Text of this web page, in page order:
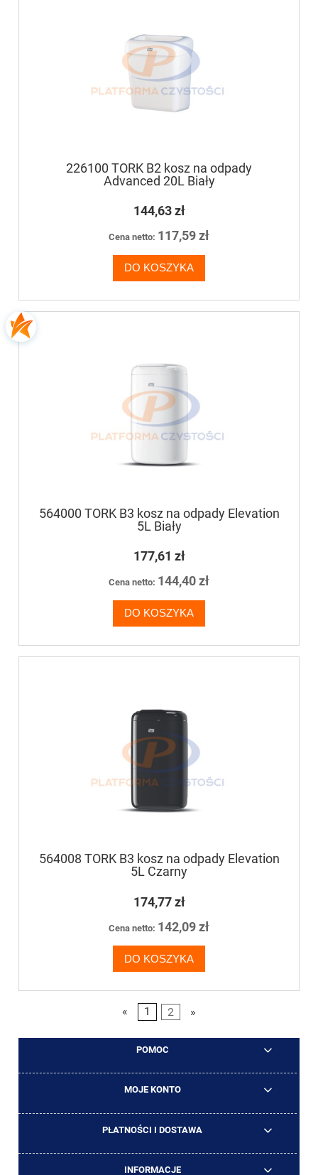
226100 TORK B2 kosz na odpady
Advanced 20L Biały
144,63 zł
Cena netto: 117,59 zł
DO KOSZYKA
564000 TORK B3 kosz na odpady Elevation
5L Biały
177,61 zł
Cena netto: 144,40 zł
DO KOSZYKA
564008 TORK B3 kosz na odpady Elevation
5L Czarny
174,77 zł
Cena netto: 142,09 zł
DO KOSZYKA
« 1 2 »
POMOC
MOJE KONTO
PŁATNOŚCI I DOSTAWA
INFORMACJE